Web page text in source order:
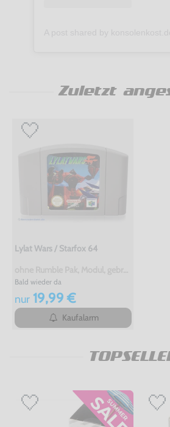
Zuletzt
Lylat Wars / Starfox 64
Bald wieder da
nur19,99 €
Kaufalarm